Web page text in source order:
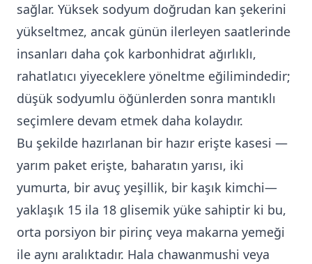
sağlar. Yüksek sodyum doğrudan kan şekerini
yükseltmez, ancak günün ilerleyen saatlerinde
insanları daha çok karbonhidrat ağırlıklı,
rahatlatıcı yiyeceklere yöneltme eğilimindedir;
düşük sodyumlu öğünlerden sonra mantıklı
seçimlere devam etmek daha kolaydır.
Bu şekilde hazırlanan bir hazır erişte kasesi —
yarım paket erişte, baharatın yarısı, iki
yumurta, bir avuç yeşillik, bir kaşık kimchi—
yaklaşık 15 ila 18 glisemik yüke sahiptir ki bu,
orta porsiyon bir pirinç veya makarna yemeği
ile aynı aralıktadır. Hala chawanmushi veya